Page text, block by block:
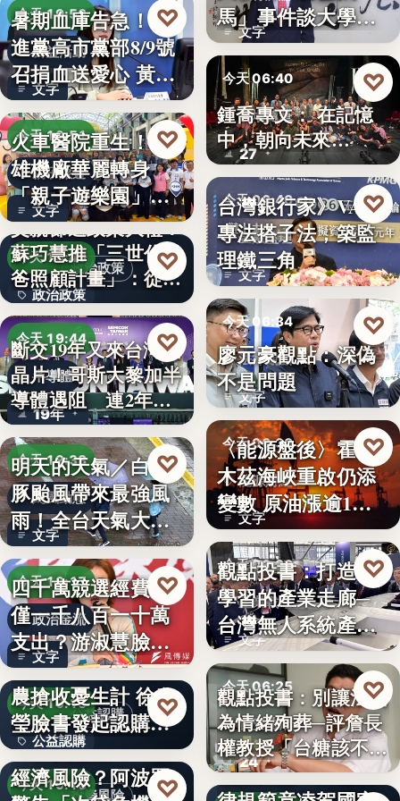
文字
今天 19:53
公益活動
文字
暑期血庫告急！民
進黨高市黨部8/9號
召捐血送愛心 黃
捷、…
♡
今天 19:51
親子旅遊
文字
火車醫院重生！高
雄機廠華麗轉身
「親子遊樂園」
開幕首日…
♡
政治政策
今天 19:49
政治政策
50%
父親節送政策大禮！
蘇巧慧推「三世代爸
爸照顧計畫」：從準
爸…
♡
今天 19:44
半導體
19年
斷交19年又來台灣找
晶片！哥斯大黎加半
導體遇阻 連2年
參…
♡
今天 19:38
颱風動態
文字
明天的天氣／白海
豚颱風帶來最強風
雨！全台天氣大轉
變「豪雨…
♡
今天 19:17
政治金流
文字
四千萬競選經費，
僅一千八百一十萬
支出？游淑慧臉書
追問鄭：…
♡
公益認購
今天 19:15
公益認購
文字
颱風來襲 五峰鄉果
農搶收憂生計 徐欣
瑩臉書發起認購水
梨行…
♡
投資風險
今天 19:10
AI投資恐成下一個
經濟風險？阿波羅
♡
文字
馬」事件談大學治
理與領導倫…
今天 06:40
劇場隨筆
27
鍾喬專文： 在記憶
中，朝向未來…
♡
今天 06:40
金融監理
文字
台灣銀行家》VASP
專法搭子法，築監
理鐵三角
♡
今天 06:34
法律觀點
文字
廖元豪觀點：深偽
不是問題
♡
今天 06:30
能源財經
文字
〈能源盤後〉霍爾
木茲海峽重啟仍添
變數 原油漲逾1%
但周…
♡
今天 06:30
產業戰略
文字
觀點投書：打造會
學習的產業走廊─
台灣無人系統產業
需要的是…
♡
今天 06:25
食安法治
24
觀點投書：別讓法治
為情緒殉葬─評詹長
權教授「台糖該不該
通…
♡
觀點投書：公會自